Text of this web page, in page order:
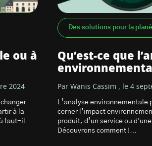
ou à
2024
à la
faut-il
Des solutions pour la
Qu’est-ce que
Par Wanis Cassim , le 4
L’analyse environnementale
cerner l’impact
produit, d’un service ou
Découvrons comment !…